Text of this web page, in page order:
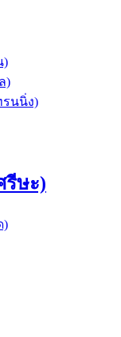
)
)
รนนิ่ง)
รีษะ)
)